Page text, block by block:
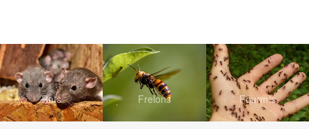
Rats Frelons Fourmis